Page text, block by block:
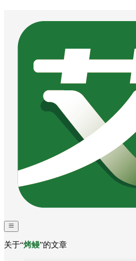
关于“烤鳗”的文章